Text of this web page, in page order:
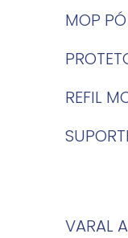
MOP
REFIL
VARAL